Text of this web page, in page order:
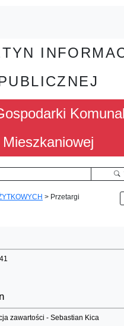
Mieszkaniowej
> Przetargi
zawartości - Sebastian Kica